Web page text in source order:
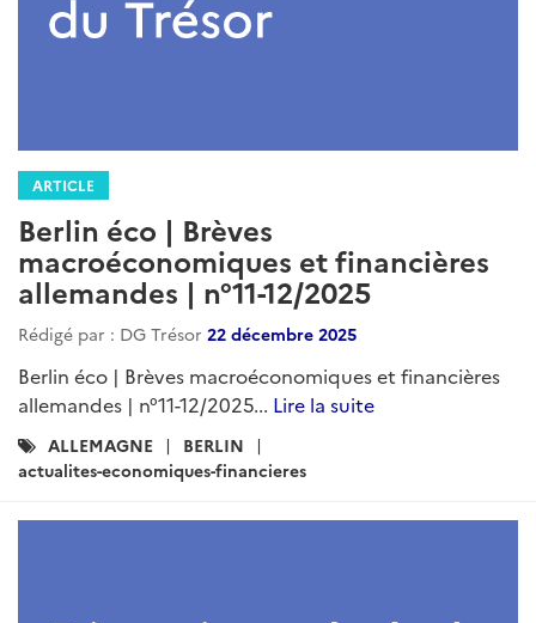
ARTICLE
Berlin éco | Brèves
macroéconomiques et financières
allemandes | n°11-12/2025
Rédigé par : DG Trésor 22 décembre 2025
Berlin éco | Brèves macroéconomiques et financières
allemandes | n°11-12/2025... Lire la suite
Catégories
:
ALLEMAGNE
BERLIN
actualites-economiques-financieres